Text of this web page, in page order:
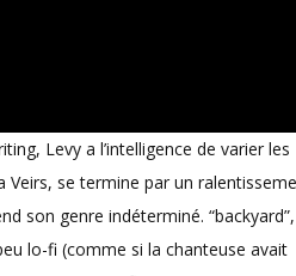
Levy a l’intelligence de varier les
Veirs, se termine par un
son genre indéterminé.
lo-fi (comme si la chanteuse avait